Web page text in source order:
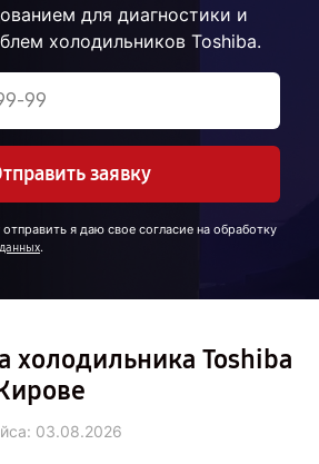
для диагностики и
холодильников Toshiba.
заявку
я даю свое согласие на обработку
.
холодильника Toshiba
03.08.2026